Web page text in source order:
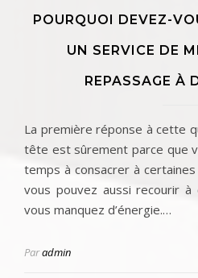
POURQUOI DEVEZ-
UN SERVICE DE
REPASSAGE À
La première réponse à cette question qui vous vient en
tête est sûrement parce que
temps à consacrer à
vous pouvez aussi recourir à
vous manquez d’énergie.…
Paradmin